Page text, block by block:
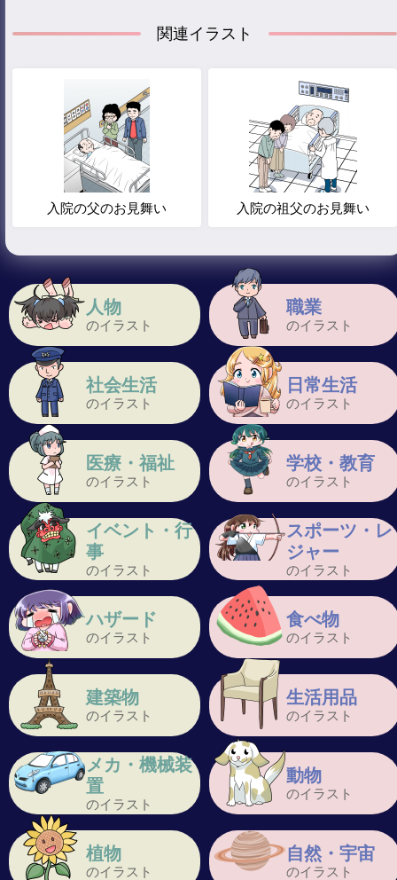
人物
のイラスト
職業
のイラスト
社会生活
のイラスト
日常生活
のイラスト
医療・福祉
のイラスト
学校・教育
のイラスト
イベント・行
事
のイラスト
スポーツ・レ
ジャー
のイラスト
ハザード
のイラスト
食べ物
のイラスト
建築物
のイラスト
生活用品
のイラスト
メカ・機械装
置
のイラスト
動物
のイラスト
植物
のイラスト
自然・宇宙
のイラスト
関連イラスト
入院の父のお見舞い 入院の祖父のお見舞い